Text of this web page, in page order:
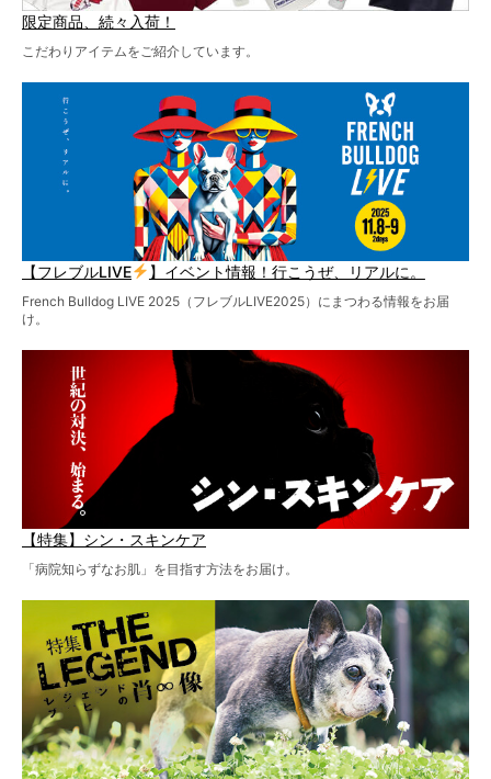
限定商品、続々入荷！
こだわりアイテムをご紹介しています。
【フレブルLIVE 】イベント情報！行こうぜ、リアルに。
French Bulldog LIVE 2025（フレブルLIVE2025）にまつわる情報をお届
け。
【特集】シン・スキンケア
「病院知らずなお肌」を目指す方法をお届け。